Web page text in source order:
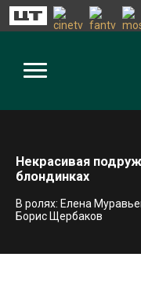
Некрасивая
блондинках
В ролях: Елена
Борис Щербаков